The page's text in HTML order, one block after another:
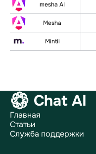
mesha AI
Mesha
Mintii
Chat AI
Главная
Статьи
Служба поддержки